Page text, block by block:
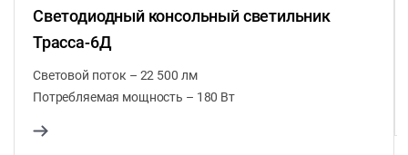
Светодиодный консольный светильник
Трасса-6Д
Световой поток – 22 500 лм
Потребляемая мощность – 180 Вт